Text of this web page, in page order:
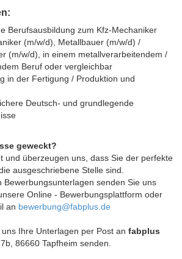
Berufsausbildung zum Kfz-Mechaniker
(m/w/d), Metallbauer (m/w/d) /
(m/w/d), in einem metallverarbeitendem /
Beruf oder vergleichbar
in der Fertigung / Produktion und
Deutsch- und grundlegende
geweckt?
und überzeugen uns, dass Sie der perfekte
ausgeschriebene Stelle sind.
Bewerbungsunterlagen senden Sie uns
Online - Bewerbungsplattform oder
an bewerbung@fabplus.de
Ihre Unterlagen per Post an fabplus
86660 Tapfheim senden.